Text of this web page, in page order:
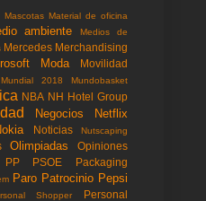
Mascotas Material de oficina
ambiente
Medios de
Mercedes Merchandising
Moda
Movilidad
Mundial 2018
Mundobasket
NBA NH Hotel Group
Negocios Netflix
Noticias
Nutscaping
Olimpiadas Opiniones
PP PSOE Packaging
Paro Patrocinio Pepsi
Shopper
Personal